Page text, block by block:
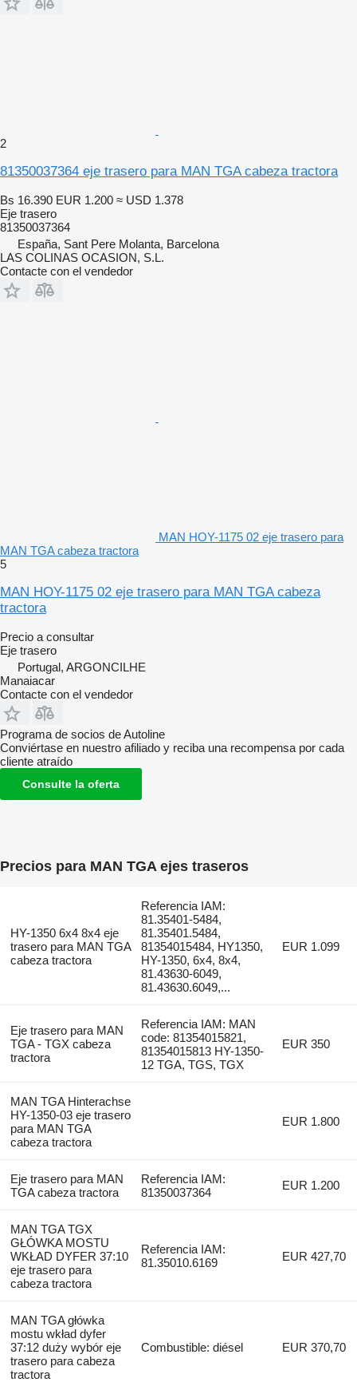
2
81350037364 eje trasero para MAN TGA cabeza tractora
Bs 16.390 EUR 1.200 ≈ USD 1.378
Eje trasero
81350037364
España, Sant Pere Molanta, Barcelona
LAS COLINAS OCASION, S.L.
Contacte con el vendedor
MAN HOY-1175 02 eje trasero para
MAN TGA cabeza tractora
5
MAN HOY-1175 02 eje trasero para MAN TGA cabeza
tractora
Precio a consultar
Eje trasero
Portugal, ARGONCILHE
Manaiacar
Contacte con el vendedor
Programa de socios de Autoline
Conviértase en nuestro afiliado y reciba una recompensa por cada
cliente atraído
Consulte la oferta
Precios para MAN TGA ejes traseros
HY-1350 6x4 8x4 eje
trasero para MAN TGA
cabeza tractora
Referencia IAM:
81.35401-5484,
81.35401.5484,
81354015484, HY1350,
HY-1350, 6x4, 8x4,
81.43630-6049,
81.43630.6049,...
EUR 1.099
Eje trasero para MAN
TGA - TGX cabeza
tractora
Referencia IAM: MAN
code: 81354015821,
81354015813 HY-1350-
12 TGA, TGS, TGX
EUR 350
MAN TGA Hinterachse
HY-1350-03 eje trasero
para MAN TGA
cabeza tractora
EUR 1.800
Eje trasero para MAN
TGA cabeza tractora
Referencia IAM:
81350037364
EUR 1.200
MAN TGA TGX
GŁÓWKA MOSTU
WKŁAD DYFER 37:10
eje trasero para
cabeza tractora
Referencia IAM:
81.35010.6169
EUR 427,70
MAN TGA główka
mostu wkład dyfer
37:12 duży wybór eje
trasero para cabeza
tractora
Combustible: diésel EUR 370,70